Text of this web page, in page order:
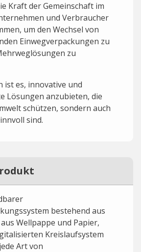
Kraft der Gemeinschaft im
und Verbraucher
um den Wechsel von
Einwegverpackungen zu
zu
ist es, innovative und
Lösungen anzubieten, die
schützen, sondern auch
sind.
bestehend aus
Wellpappe und Papier,
Kreislaufsystem
Art von